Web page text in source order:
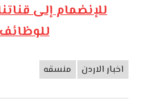
للإنضمام إلى
وظائف
اخبار الاردن منسقه